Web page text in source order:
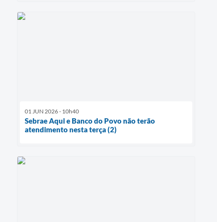
01 JUN 2026 - 10h40
Sebrae Aqui e Banco do Povo não terão
atendimento nesta terça (2)